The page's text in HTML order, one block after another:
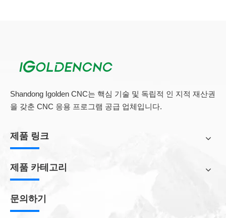
알루미늄 및 기타 단단한 표면에 매력적인 캐릭터를 조각하는 데
사용할 수 있습니다.
Shandong Igolden CNC는 핵심 기술 및 독립적 인 지적 재산권
을 갖춘 CNC 응용 프로그램 공급 업체입니다.
제품 링크
제품 카테고리
문의하기